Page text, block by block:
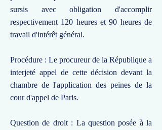
sursis avec obligation d'accomplir
respectivement 120 heures et 90 heures de
travail d'intérêt général.
Procédure : Le procureur de la République a
interjeté appel de cette décision devant la
chambre de l'application des peines de la
cour d'appel de Paris.
Question de droit : La question posée à la